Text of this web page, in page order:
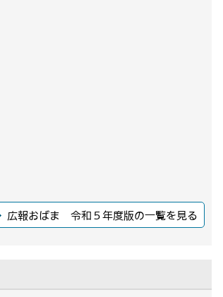
広報おばま 令和５年度版の一覧を見る